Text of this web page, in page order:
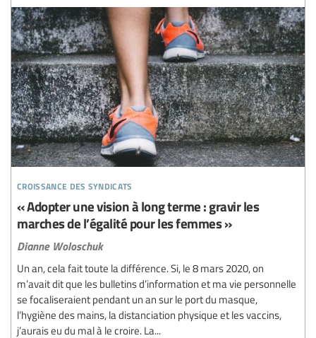
croissance des syndicats
« Adopter une vision à long terme : gravir les
marches de l’égalité pour les femmes »
Dianne Woloschuk
Un an, cela fait toute la différence. Si, le 8 mars 2020, on
m’avait dit que les bulletins d’information et ma vie personnelle
se focaliseraient pendant un an sur le port du masque,
l’hygiène des mains, la distanciation physique et les vaccins,
j’aurais eu du mal à le croire. La...